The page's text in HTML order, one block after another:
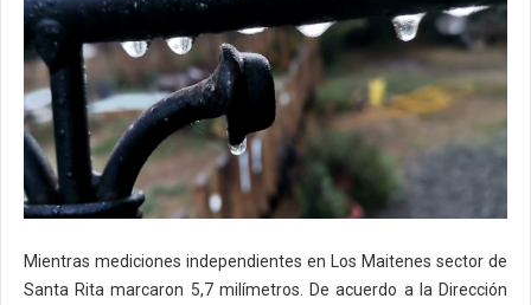
Mientras mediciones independientes en Los Maitenes sector de
Santa Rita marcaron 5,7 milímetros. De acuerdo a la Dirección